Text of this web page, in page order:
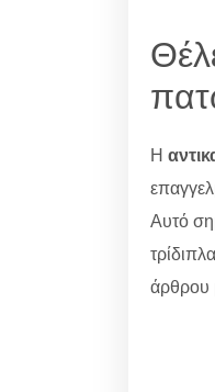
Η
Αυτό
άρθρου